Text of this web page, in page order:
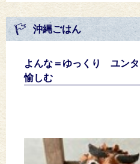
沖縄ごはん
よんな＝ゆっくり ユン
愉しむ